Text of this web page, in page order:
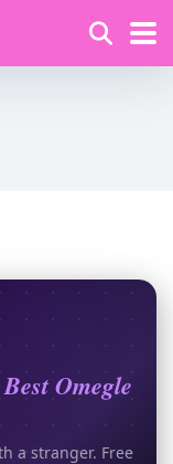
Omegle
a stranger. Free